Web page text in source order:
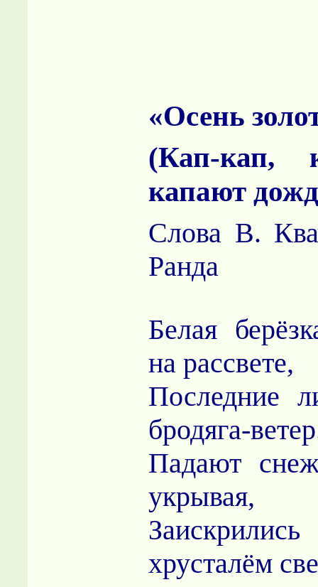
«Осень
(Кап-кап,
капают
Слова В.
Ранда
Белая
на рассвете,
Последние
бродяга-
Падают
укрывая,
хрусталём